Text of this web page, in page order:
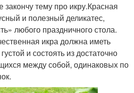
закончу тему про икру.Красная
и полезный деликатес,
любого праздничного стола.
икра должна иметь
и состоять из достаточно
между собой, одинаковых по